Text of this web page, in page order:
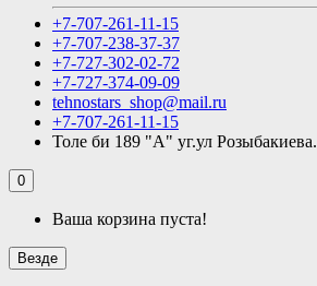
+7-707-261-11-15
+7-707-238-37-37
+7-727-302-02-72
+7-727-374-09-09
tehnostars_shop@mail.ru
+7-707-261-11-15
Толе би 189 "А" уг.ул Розыбакиева.
0
Ваша корзина пуста!
Везде